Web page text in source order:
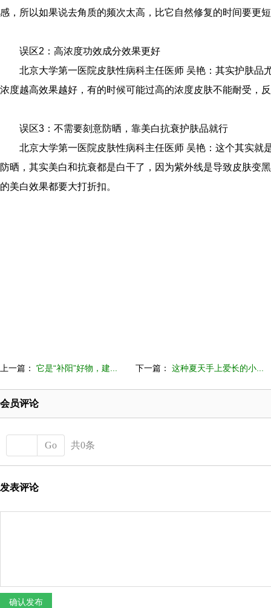
感，所以如果说去角质的频次太高，比它自然修复的时间要更
误区2：高浓度功效成分效果更好
北京大学第一医院皮肤性病科主任医师 吴艳：其实护肤品
浓度越高效果越好，有的时候可能过高的浓度皮肤不能耐受，
误区3：不需要刻意防晒，靠美白抗衰护肤品就行
北京大学第一医院皮肤性病科主任医师 吴艳：这个其实就
防晒，其实美白和抗衰都是白干了，因为紫外线是导致皮肤变
的美白效果都要大打折扣。
上一篇： 它是“补阳”好物，建... 下一篇： 这种夏天手上爱长的小...
会员评论
Go 共0条
发表评论